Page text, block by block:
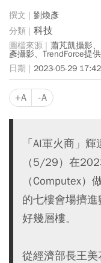
劉煥彥
科技
蕭芃凱攝影
彥攝影、TrendForce提供
2023-05-29 17:42
+A -A
「AI軍火商」
（5/29）在
（Computex）
的七樓會場擠
好幾層樓。
從經濟部長王